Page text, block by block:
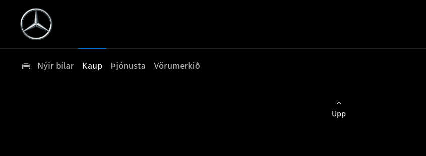
Nýir bílar Kaup Þjónusta Vörumerkið
Upp